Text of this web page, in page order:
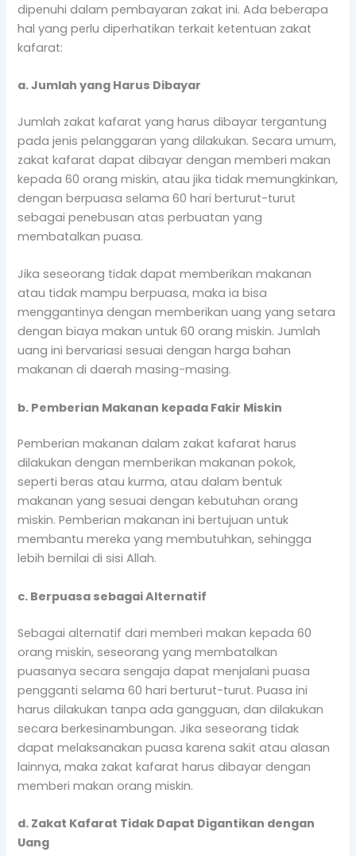
dipenuhi dalam pembayaran zakat ini. Ada beberapa
hal yang perlu diperhatikan terkait ketentuan zakat
kafarat:
a. Jumlah yang Harus Dibayar
Jumlah zakat kafarat yang harus dibayar tergantung
pada jenis pelanggaran yang dilakukan. Secara umum,
zakat kafarat dapat dibayar dengan memberi makan
kepada 60 orang miskin, atau jika tidak memungkinkan,
dengan berpuasa selama 60 hari berturut-turut
sebagai penebusan atas perbuatan yang
membatalkan puasa.
Jika seseorang tidak dapat memberikan makanan
atau tidak mampu berpuasa, maka ia bisa
menggantinya dengan memberikan uang yang setara
dengan biaya makan untuk 60 orang miskin. Jumlah
uang ini bervariasi sesuai dengan harga bahan
makanan di daerah masing-masing.
b. Pemberian Makanan kepada Fakir Miskin
Pemberian makanan dalam zakat kafarat harus
dilakukan dengan memberikan makanan pokok,
seperti beras atau kurma, atau dalam bentuk
makanan yang sesuai dengan kebutuhan orang
miskin. Pemberian makanan ini bertujuan untuk
membantu mereka yang membutuhkan, sehingga
lebih bernilai di sisi Allah.
c. Berpuasa sebagai Alternatif
Sebagai alternatif dari memberi makan kepada 60
orang miskin, seseorang yang membatalkan
puasanya secara sengaja dapat menjalani puasa
pengganti selama 60 hari berturut-turut. Puasa ini
harus dilakukan tanpa ada gangguan, dan dilakukan
secara berkesinambungan. Jika seseorang tidak
dapat melaksanakan puasa karena sakit atau alasan
lainnya, maka zakat kafarat harus dibayar dengan
memberi makan orang miskin.
d. Zakat Kafarat Tidak Dapat Digantikan dengan
Uang